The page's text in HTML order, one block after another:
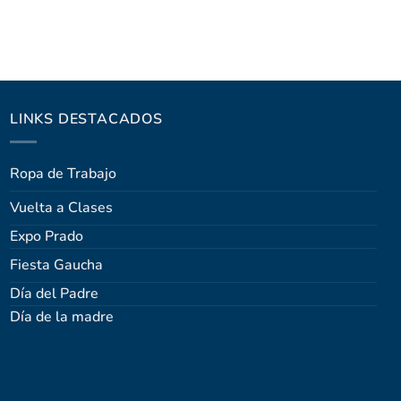
LINKS DESTACADOS
Ropa de Trabajo
Vuelta a Clases
Expo Prado
Fiesta Gaucha
Día del Padre
Día de la madre